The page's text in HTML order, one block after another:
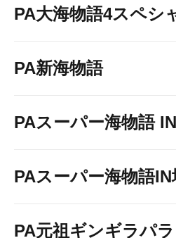
☆★☆★お
PA大海物語4スペシ
PA新海物語
PAスーパー海物語
PAスーパー海物語
PA元祖ギンギラパ